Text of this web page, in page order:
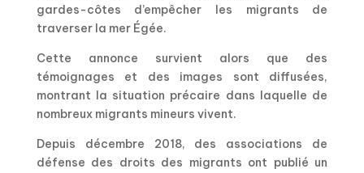
gardes-côtes d’empêcher les migrants de
traverser la mer Égée.
Cette annonce survient alors que des
témoignages et des images sont diffusées,
montrant la situation précaire dans laquelle de
nombreux migrants mineurs vivent.
Depuis décembre 2018, des associations de
défense des droits des migrants ont publié un